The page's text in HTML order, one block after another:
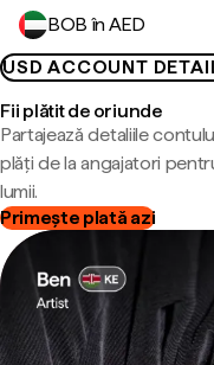
BOB în AED
USD ACCOUNT
Fii plătit de oriunde
Partajează detaliile
plăți de la angajatori
lumii.
Primește plată azi